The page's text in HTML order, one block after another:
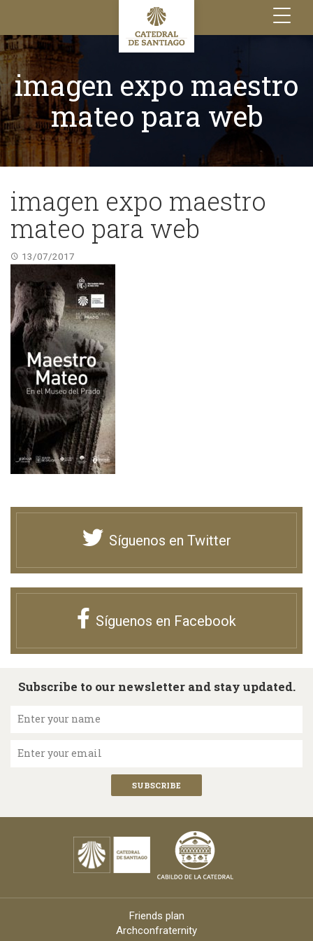
Toggle
navigation
imagen expo maestro
mateo para web
imagen expo maestro
mateo para web
13/07/2017
Síguenos en Twitter
Síguenos en Facebook
Subscribe to our newsletter and stay updated.
Enter your name
Enter your email
Friends plan
Archconfraternity